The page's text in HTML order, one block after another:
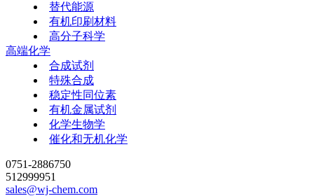
替代能源
有机印刷材料
高分子科学
高端化学
合成试剂
特殊合成
稳定性同位素
有机金属试剂
化学生物学
催化和无机化学
0751-2886750
512999951
sales@wj-chem.com